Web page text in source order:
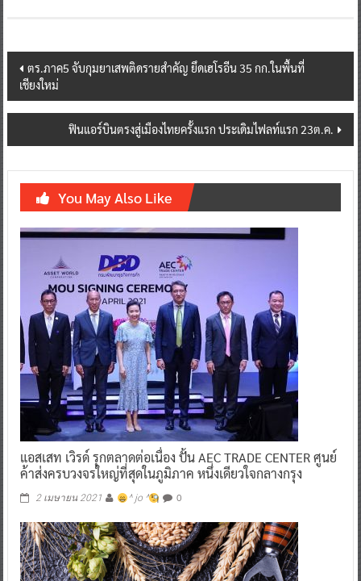
Post
navigation
ตร.ภาค5 จับกุมยาเสพติดรายสำคัญ ยึดเฮโรอีน 35 กก.ในพื้นที่
เชียงใหม่
ฟินแอร์บินตรงสู่เมืองไทยครั้งแรก ประเดิมไฟลท์แรก 23ต.ค.
You May Also Like
แอสเสท เวิรด์ รุกตลาดต่อเนื่อง ปั้น AEC TRADE CENTER ศูนย์
ค้าส่งครบวงจรใหญ่ที่สุดในภูมิภาค หนึ่งเดียวใจกลางกรุง
2 เมษายน 2021 ^ jo ^ 0